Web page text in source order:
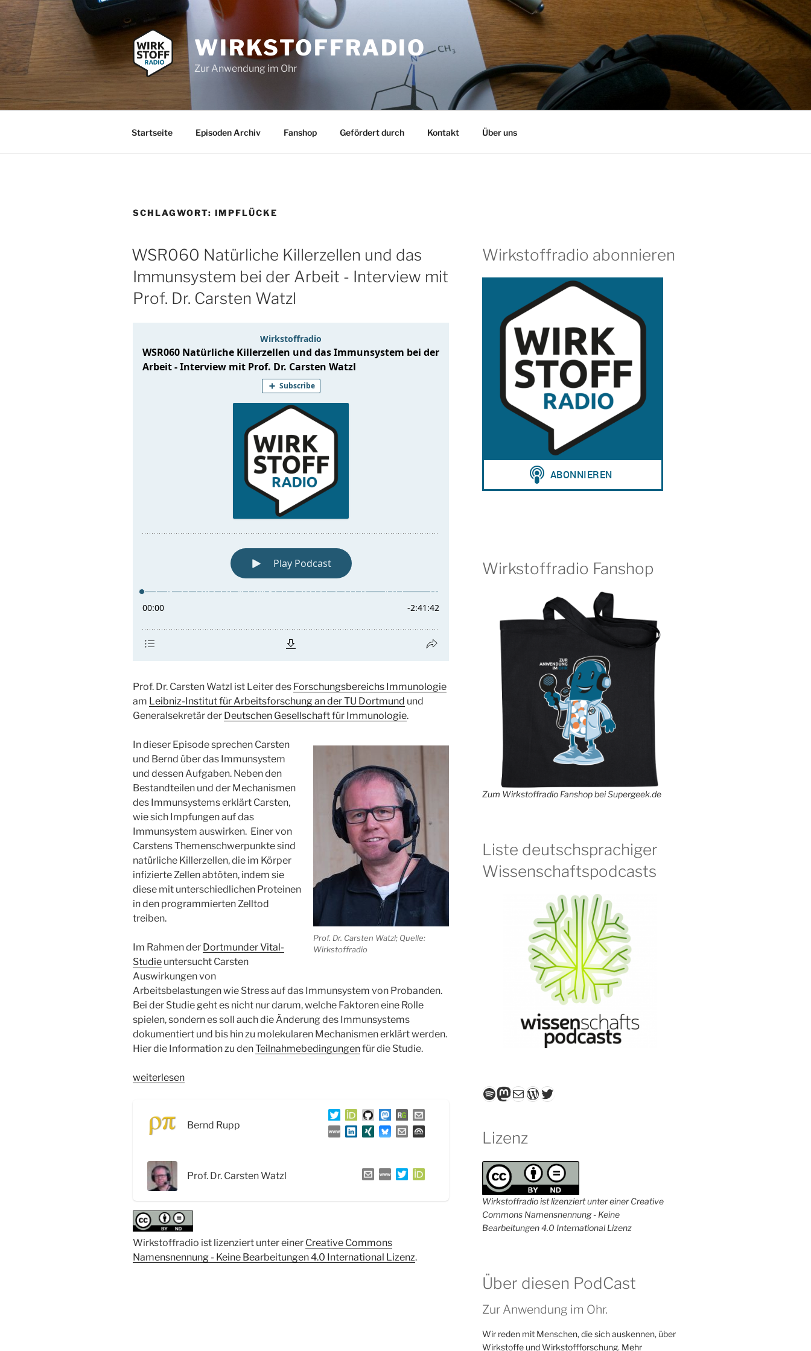
Zum
Inhalt
springen
WIRKSTOFFRADIO
Zur Anwendung im Ohr
Startseite Episoden Archiv Fanshop Gefördert durch Kontakt Über uns
SCHLAGWORT: IMPFLÜCKE
WSR060 Natürliche Killerzellen und das
Immunsystem bei der Arbeit - Interview mit
Prof. Dr. Carsten Watzl
Prof. Dr. Carsten Watzl ist Leiter des Forschungsbereichs Immunologie
am Leibniz-Institut für Arbeitsforschung an der TU Dortmund und
Generalsekretär der Deutschen Gesellschaft für Immunologie.
Prof. Dr. Carsten Watzl; Quelle:
Wirkstoffradio
In dieser Episode sprechen Carsten
und Bernd über das Immunsystem
und dessen Aufgaben. Neben den
Bestandteilen und der Mechanismen
des Immunsystems erklärt Carsten,
wie sich Impfungen auf das
Immunsystem auswirken. Einer von
Carstens Themenschwerpunkte sind
natürliche Killerzellen, die im Körper
infizierte Zellen abtöten, indem sie
diese mit unterschiedlichen Proteinen
in den programmierten Zelltod
treiben.
Im Rahmen der Dortmunder Vital-
Studie untersucht Carsten
Auswirkungen von
Arbeitsbelastungen wie Stress auf das Immunsystem von Probanden.
Bei der Studie geht es nicht nur darum, welche Faktoren eine Rolle
spielen, sondern es soll auch die Änderung des Immunsystems
dokumentiert und bis hin zu molekularen Mechanismen erklärt werden.
Hier die Information zu denTeilnahmebedingungenfür die Studie.
„WSR060
Arbeit
Interview
mit
Prof.
Dr.
weiterlesen
Bernd Rupp
Prof. Dr. Carsten Watzl
Wirkstoffradio ist lizenziert unter einer Creative Commons
Namensnennung - Keine Bearbeitungen 4.0 International Lizenz.
Wirkstoffradio abonnieren
Wirkstoffradio Fanshop
Zum Wirkstoffradio Fanshop bei Supergeek.de
Liste deutschsprachiger
Wissenschaftspodcasts
Spotify
Mastodon
E-MailWordPress
Twitter
Lizenz
Wirkstoffradio ist lizenziert unter einer Creative
Commons Namensnennung - Keine
Bearbeitungen 4.0 International Lizenz
Über diesen PodCast
Zur Anwendung im Ohr.
Wir reden mit Menschen, die sich auskennen, über
Wirkstoffe und Wirkstoffforschung. Mehr